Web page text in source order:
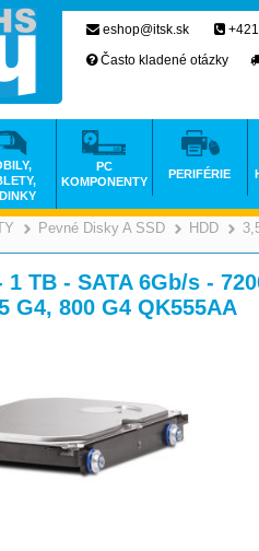
>
Pevné Disky A SSD HDD
1 TB - SATA 6Gb/s -
G4, 800 G4 QK555AA
eshop@itsk.sk
Často kladené otázky
PC
KOMPONENTY
PERIFÉRIE